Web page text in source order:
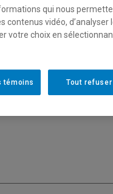
Horaire -
:
qui nous
contenus vidéo, d’analyser
votre choix en
Tout refuser
témoins